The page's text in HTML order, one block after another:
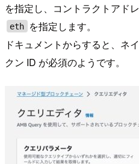
を指定し、コントラクトアド
eth
を指定します。
ドキュメントからすると、ネ
クン ID が必須のようです。